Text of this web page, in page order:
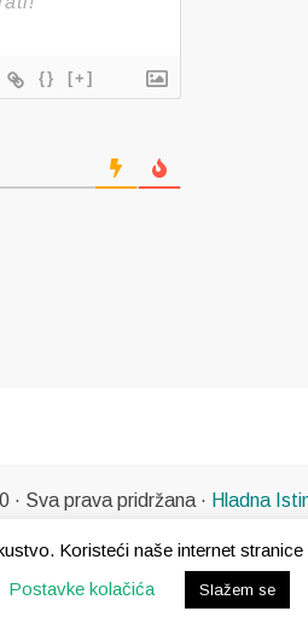
{} [+]
Koristeći naše internet
Postavke kolačića Slažem se
Sva prava pridržana · Hladna